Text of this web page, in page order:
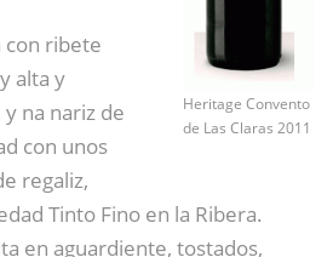
Heritage Convento
de Las Claras 2011
con ribete
alta y
na nariz de
con unos
regaliz,
Tinto Fino en la Ribera.
en aguardiente, tostados,